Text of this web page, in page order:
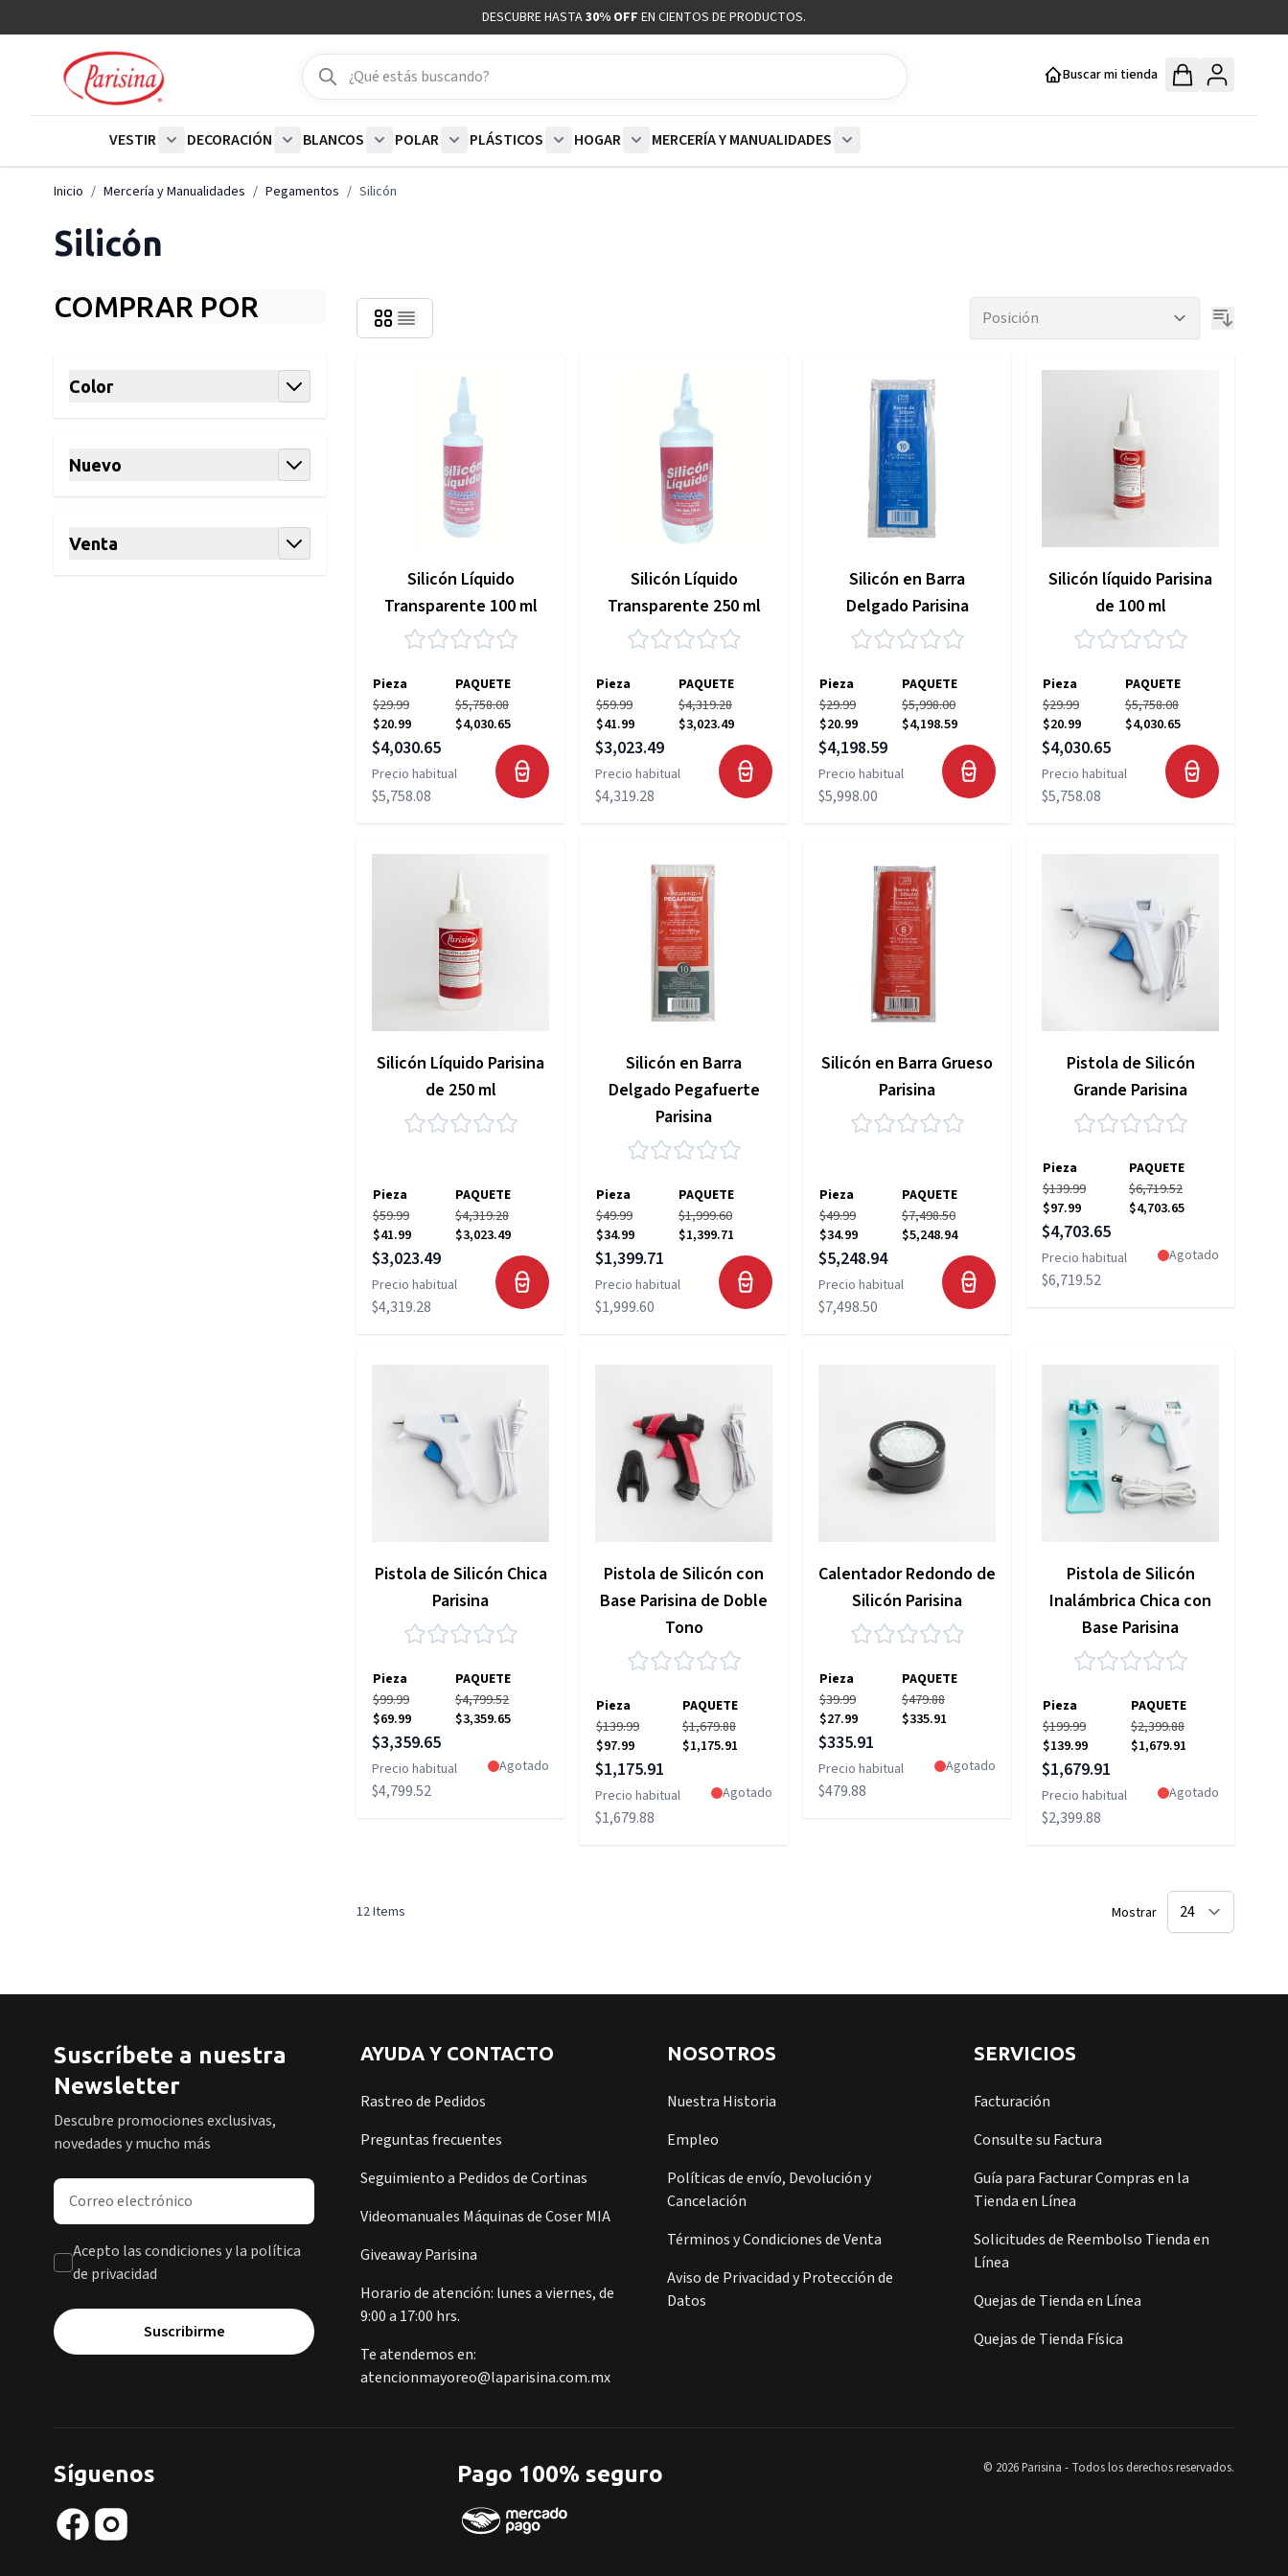
DESCUBRE HASTA30% OFF EN CIENTOS DE PRODUCTOS.
Buscar
Buscar
Buscar mi tienda
VESTIR
DECORACIÓN
BLANCOS
POLAR
PLÁSTICOS
HOGAR
MERCERÍA Y MANUALIDADES
Inicio / Mercería y Manualidades / Pegamentos / Silicón
Silicón
COMPRAR POR
Color
Nuevo
Venta
Silicón Líquido
Transparente 100 ml
Pieza
PAQUETE
$29.99
$20.99
$5,758.08
$4,030.65
Precio especial
$4,030.65
Precio habitual
$5,758.08
Silicón Líquido
Transparente 250 ml
Pieza
PAQUETE
$59.99
$41.99
$4,319.28
$3,023.49
Precio especial
$3,023.49
Precio habitual
$4,319.28
Silicón en Barra
Delgado Parisina
Pieza
PAQUETE
$29.99
$20.99
$5,998.00
$4,198.59
Precio especial
$4,198.59
Precio habitual
$5,998.00
Silicón líquido Parisina
de 100 ml
Pieza
PAQUETE
$29.99
$20.99
$5,758.08
$4,030.65
Precio especial
$4,030.65
Precio habitual
$5,758.08
Silicón Líquido Parisina
de 250 ml
Pieza
PAQUETE
$59.99
$41.99
$4,319.28
$3,023.49
Precio especial
$3,023.49
Precio habitual
$4,319.28
Silicón en Barra
Delgado Pegafuerte
Parisina
Pieza
PAQUETE
$49.99
$34.99
$1,999.60
$1,399.71
Precio especial
$1,399.71
Precio habitual
$1,999.60
Silicón en Barra Grueso
Parisina
Pieza
PAQUETE
$49.99
$34.99
$7,498.50
$5,248.94
Precio especial
$5,248.94
Precio habitual
$7,498.50
Pistola de Silicón
Grande Parisina
Pieza
PAQUETE
$139.99
$97.99
$6,719.52
$4,703.65
Precio especial
$4,703.65
Precio habitual
$6,719.52
Agotado
Pistola de Silicón Chica
Parisina
Pieza
PAQUETE
$99.99
$69.99
$4,799.52
$3,359.65
Precio especial
$3,359.65
Precio habitual
$4,799.52
Agotado
Pistola de Silicón con
Base Parisina de Doble
Tono
Pieza
PAQUETE
$139.99
$97.99
$1,679.88
$1,175.91
Precio especial
$1,175.91
Precio habitual
$1,679.88
Agotado
Calentador Redondo de
Silicón Parisina
Pieza
PAQUETE
$39.99
$27.99
$479.88
$335.91
Precio especial
$335.91
Precio habitual
$479.88
Agotado
Pistola de Silicón
Inalámbrica Chica con
Base Parisina
Pieza
PAQUETE
$199.99
$139.99
$2,399.88
$1,679.91
Precio especial
$1,679.91
Precio habitual
$2,399.88
Agotado
12Items Mostrar
Suscríbete a nuestra
Newsletter
Descubre promociones exclusivas,
novedades y mucho más
Dirección de correo electrónico
Acepto las condiciones y la política
de privacidad
Suscribirme
AYUDA Y CONTACTO
Rastreo de Pedidos
Preguntas frecuentes
Seguimiento a Pedidos de Cortinas
Videomanuales Máquinas de Coser MIA
Giveaway Parisina
Horario de atención: lunes a viernes, de
9:00 a 17:00 hrs.
Te atendemos en:
atencionmayoreo@laparisina.com.mx
NOSOTROS
Nuestra Historia
Empleo
Políticas de envío, Devolución y
Cancelación
Términos y Condiciones de Venta
Aviso de Privacidad y Protección de
Datos
SERVICIOS
Facturación
Consulte su Factura
Guía para Facturar Compras en la
Tienda en Línea
Solicitudes de Reembolso Tienda en
Línea
Quejas de Tienda en Línea
Quejas de Tienda Física
Síguenos Pago 100% seguro © 2026 Parisina - Todos los derechos reservados.